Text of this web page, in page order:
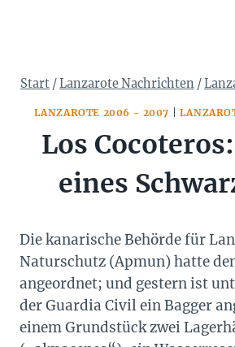
Start /Lanzarote Nachrichten /
LANZAROTE 2006 - 2007
Los
eines
Die kanarische Behörde für
Naturschutz (Apmun) hatte
angeordnet; und gestern ist
der Guardia Civil ein Bagger
einem Grundstück zwei